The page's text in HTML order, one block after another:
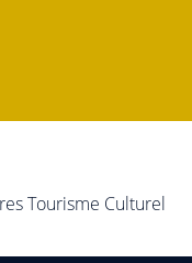
Tourisme Culturel